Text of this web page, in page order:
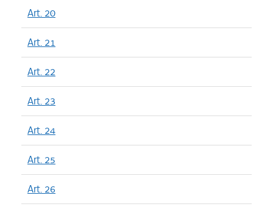
Art. 20
Art. 21
Art. 22
Art. 23
Art. 24
Art. 25
Art. 26